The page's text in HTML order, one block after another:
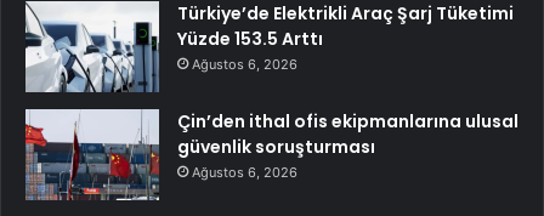
Türkiye’de Elektrikli Araç Şarj Tüketimi
Yüzde 153.5 Arttı
Ağustos 6, 2026
Çin’den ithal ofis ekipmanlarına ulusal
güvenlik soruşturması
Ağustos 6, 2026